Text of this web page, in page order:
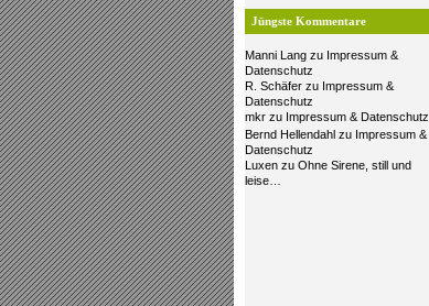
Jüngste Kommentare
Manni Lang zu Impressum &
Datenschutz
R. Schäfer zu Impressum &
Datenschutz
mkr zu Impressum & Datenschutz
Bernd Hellendahl zu Impressum &
Datenschutz
Luxen zu Ohne Sirene, still und
leise…